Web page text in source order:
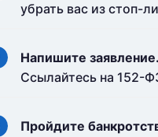
убрать вас из стоп-
Напишите
Ссылайтесь на 152-
Пройдите